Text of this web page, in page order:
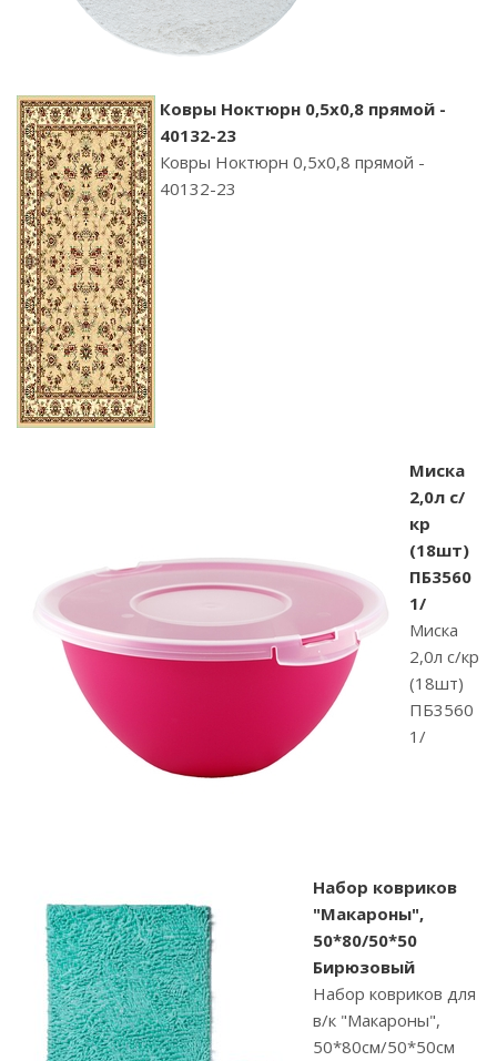
Ковры Ноктюрн 0,5х0,8 прямой -
40132-23
Ковры Ноктюрн 0,5х0,8 прямой -
40132-23
Миска
2,0л с/
кр
(18шт)
ПБ3560
1/
Миска
2,0л с/кр
(18шт)
ПБ3560
1/
Набор ковриков
"Макароны",
50*80/50*50
Бирюзовый
Набор ковриков для
в/к "Макароны",
50*80см/50*50см